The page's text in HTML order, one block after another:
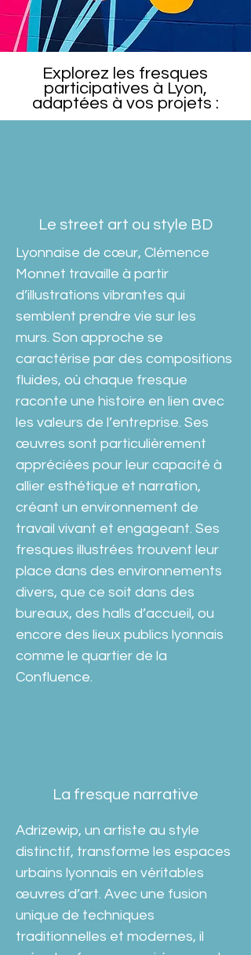
Explorez les fresques
participatives à Lyon,
adaptées à vos projets :
Le street art ou style BD
Lyonnaise de cœur, Clémence
Monnet travaille à partir
d’illustrations vibrantes qui
semblent prendre vie sur les
murs. Son approche se
caractérise par des compositions
fluides, où chaque fresque
raconte une histoire en lien avec
les valeurs de l’entreprise. Ses
œuvres sont particulièrement
appréciées pour leur capacité à
allier esthétique et narration,
créant un environnement de
travail vivant et engageant. Ses
fresques illustrées trouvent leur
place dans des environnements
divers, que ce soit dans des
bureaux, des halls d’accueil, ou
encore des lieux publics lyonnais
comme le quartier de la
Confluence.
La fresque narrative
Adrizewip, un artiste au style
distinctif, transforme les espaces
urbains lyonnais en véritables
œuvres d’art. Avec une fusion
unique de techniques
traditionnelles et modernes, il